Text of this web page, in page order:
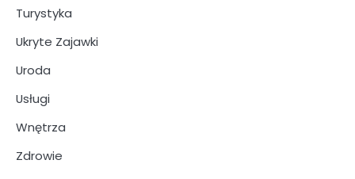
Turystyka
Ukryte Zajawki
Uroda
Usługi
Wnętrza
Zdrowie